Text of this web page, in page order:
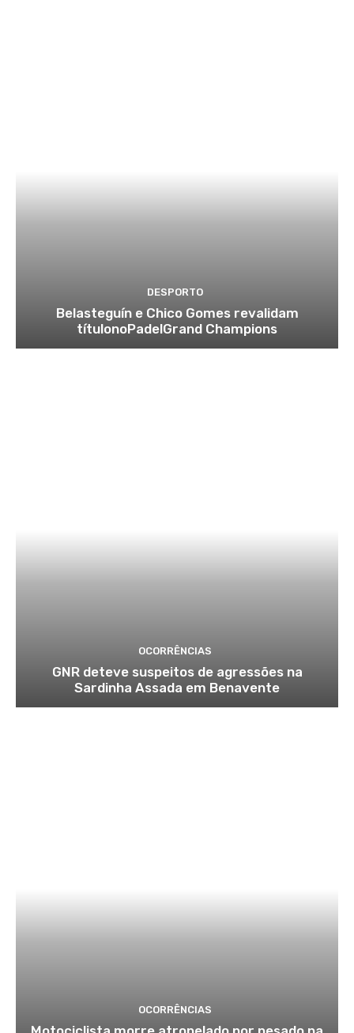
DESPORTO
Belasteguín e Chico Gomes revalidam
títulonoPadelGrand Champions
OCORRÊNCIAS
GNR deteve suspeitos de agressões na
Sardinha Assada em Benavente
OCORRÊNCIAS